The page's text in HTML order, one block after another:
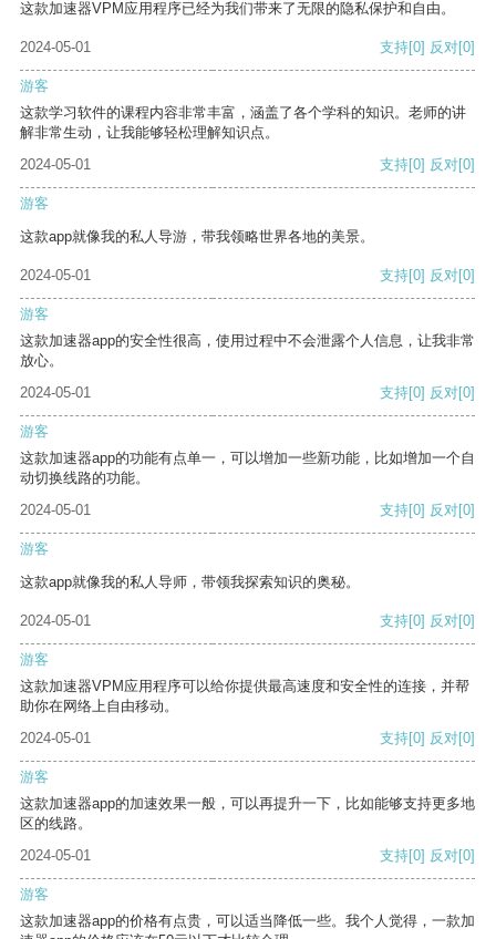
这款加速器VPM应用程序已经为我们带来了无限的隐私保护和自由。
2024-05-01 支持[0] 反对[0]
游客
这款学习软件的课程内容非常丰富，涵盖了各个学科的知识。老师的讲
解非常生动，让我能够轻松理解知识点。
2024-05-01
支持[0] 反对[0]
游客
这款app就像我的私人导游，带我领略世界各地的美景。
2024-05-01 支持[0] 反对[0]
游客
这款加速器app的安全性很高，使用过程中不会泄露个人信息，让我非常
放心。
2024-05-01
支持[0] 反对[0]
游客
这款加速器app的功能有点单一，可以增加一些新功能，比如增加一个自
动切换线路的功能。
2024-05-01
支持[0] 反对[0]
游客
这款app就像我的私人导师，带领我探索知识的奥秘。
2024-05-01 支持[0] 反对[0]
游客
这款加速器VPM应用程序可以给你提供最高速度和安全性的连接，并帮
助你在网络上自由移动。
2024-05-01
支持[0] 反对[0]
游客
这款加速器app的加速效果一般，可以再提升一下，比如能够支持更多地
区的线路。
2024-05-01
支持[0] 反对[0]
游客
这款加速器app的价格有点贵，可以适当降低一些。我个人觉得，一款加